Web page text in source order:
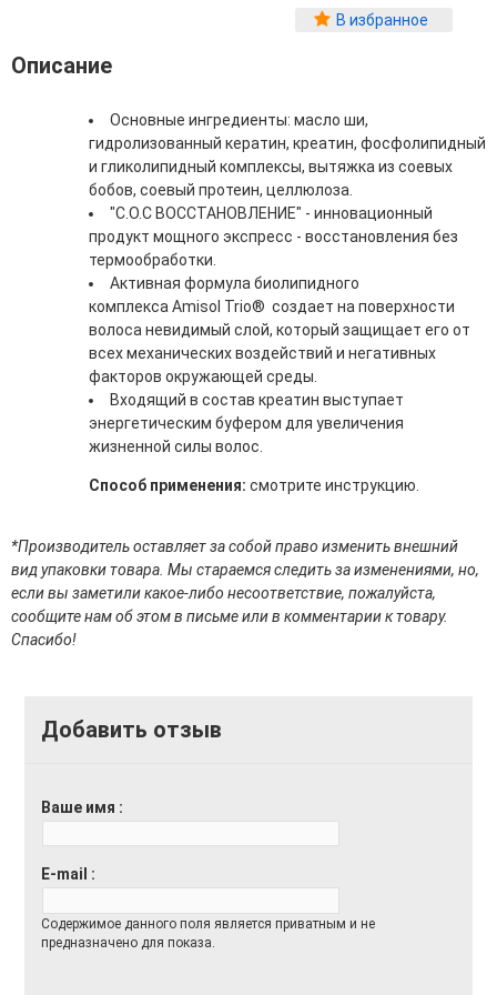
Ампулы для лица
Бальзамы для лица
Гели для лица
Защита от солнца для лица
Карбокситерапия
Кремы для лица
Лосьоны, тоники и мисты для лица
Маски для лица
Масла для лица
Мицеллярная вода
Молочко и сливки для лица
Наборы для ухода за лицом
Пенки и муссы для лица
Скрабы, пилинги и гоммажи для лица
Спреи для лица
Сыворотки, эликсиры, эмульсии, концентраты и
Уход для губ
Уход для кожи вокруг глаз
Флюиды для лица
Для Тела
Бальзамы и гели для тела
Гели для душа
Кремы для тела
Масла для тела
Молочко для тела
Мыло
Наборы по уходу за телом
В избранное
Описание
Основные ингредиенты: масло ши,
гидролизованный кератин, креатин, фосфолипидный
и гликолипидный комплексы, вытяжка из соевых
бобов, соевый протеин, целлюлоза.
"С.О.С ВОССТАНОВЛЕНИЕ" - инновационный
продукт мощного экспресс - восстановления без
термообработки.
Активная формула биолипидного
комплекса Amisol Trio® создает на поверхности
волоса невидимый слой, который защищает его от
всех механических воздействий и негативных
факторов окружающей среды.
Входящий в состав креатин выступает
энергетическим буфером для увеличения
жизненной силы волос.
Способ применения: смотрите инструкцию.
*Производитель оставляет за собой право изменить внешний
вид упаковки товара. Мы стараемся следить за изменениями, но,
если вы заметили какое-либо несоответствие, пожалуйста,
сообщите нам об этом в письме или в комментарии к товару.
Спасибо!
Добавить отзыв
Ваше имя
E-mail
Содержимое данного поля является приватным и не
предназначено для показа.